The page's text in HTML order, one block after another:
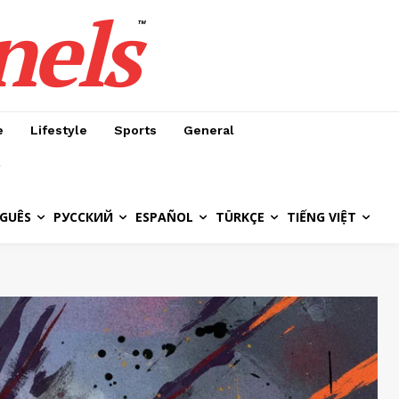
™
Lifestyle Sports General
РУССКИЙ ESPAÑOL TÜRKÇE TIẾNG VIỆT